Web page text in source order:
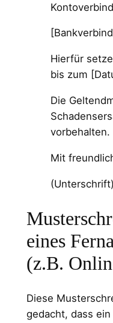
Hierfür
bis zum
Die
vorbehalten.
Mit
eines
(z.B.
Diese
gedacht, dass